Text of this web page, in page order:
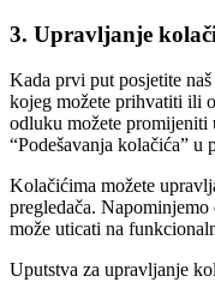
3. Upravljanje
Kada prvi put posjetite
kojeg možete prihvatiti ili
odluku možete
“Podešavanja kolačića” u
Kolačićima možete
pregledača.
može uticati na
Uputstva za upravljanje